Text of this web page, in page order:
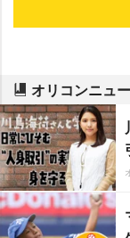
オリコンニュ